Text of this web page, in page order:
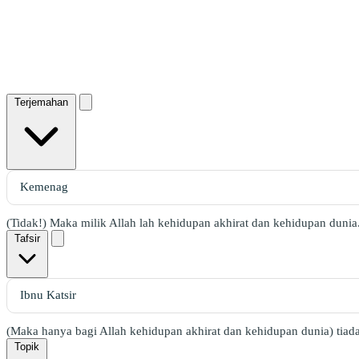
Terjemahan
(Tidak!) Maka milik Allah lah kehidupan akhirat dan kehidupan
Tafsir
(Maka hanya bagi Allah kehidupan akhirat dan kehidupan dunia)
Topik